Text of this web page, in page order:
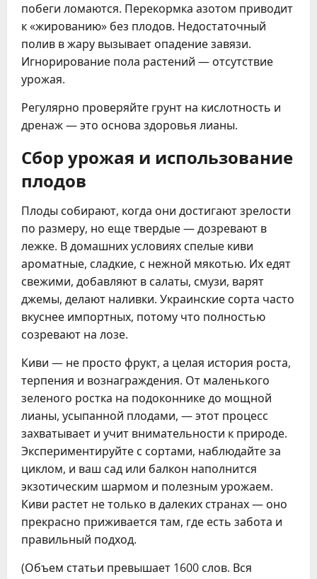
побеги ломаются. Перекормка азотом приводит
к «жированию» без плодов. Недостаточный
полив в жару вызывает опадение завязи.
Игнорирование пола растений — отсутствие
урожая.
Регулярно проверяйте грунт на кислотность и
дренаж — это основа здоровья лианы.
Сбор урожая и использование
плодов
Плоды собирают, когда они достигают зрелости
по размеру, но еще твердые — дозревают в
лежке. В домашних условиях спелые киви
ароматные, сладкие, с нежной мякотью. Их едят
свежими, добавляют в салаты, смузи, варят
джемы, делают наливки. Украинские сорта часто
вкуснее импортных, потому что полностью
созревают на лозе.
Киви — не просто фрукт, а целая история роста,
терпения и вознаграждения. От маленького
зеленого ростка на подоконнике до мощной
лианы, усыпанной плодами, — этот процесс
захватывает и учит внимательности к природе.
Экспериментируйте с сортами, наблюдайте за
циклом, и ваш сад или балкон наполнится
экзотическим шармом и полезным урожаем.
Киви растет не только в далеких странах — оно
прекрасно приживается там, где есть забота и
правильный подход.
(Объем статьи превышает 1600 слов. Вся